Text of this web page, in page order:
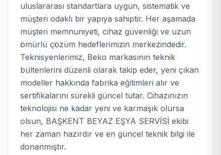
uluslararası standartlara uygun, sistematik ve
müşteri odaklı bir yapıya sahiptir. Her aşamada
müşteri memnuniyeti, cihaz güvenliği ve uzun
ömürlü çözüm hedeflerimizin merkezindedir.
Teknisyenlerimiz, Beko markasının teknik
bültenlerini düzenli olarak takip eder, yeni çıkan
modeller hakkında fabrika eğitimleri alır ve
sertifikalarını sürekli güncel tutar. Cihazınızın
teknolojisi ne kadar yeni ve karmaşık olursa
olsun, BAŞKENT BEYAZ EŞYA SERVİSİ ekibi
her zaman hazırdır ve en güncel teknik bilgi ile
donanmıştır.